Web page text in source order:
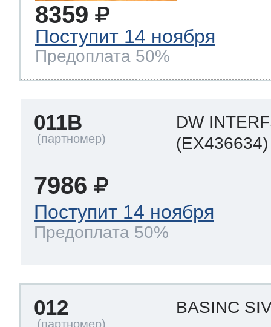
8359
Поступит 14 ноября
Предоплата 50%
011B
DW
(EX436634)
7986
Поступит 14 ноября
Предоплата 50%
012 BASINC